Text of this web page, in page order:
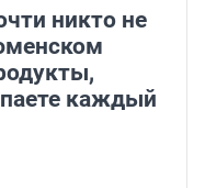
никто не
каждый